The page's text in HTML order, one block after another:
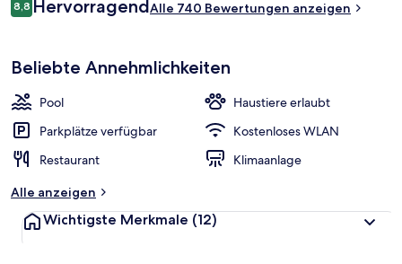
CHF 111.
8,88,8 von 10.
HervorragendAlle 740 Bewertungen anzeigen
Beliebte Annehmlichkeiten
Pool
Haustiere erlaubt
Parkplätze verfügbar
Kostenloses WLAN
Restaurant
Klimaanlage
Alle anzeigen
Wichtigste Merkmale (12)